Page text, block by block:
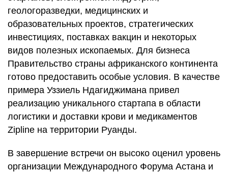
геологоразведки, медицинских и
образовательных проектов, стратегических
инвестициях, поставках вакцин и некоторых
видов полезных ископаемых. Для бизнеса
Правительство страны африканского континента
готово предоставить особые условия. В качестве
примера Уззиель Ндагиджимана привел
реализацию уникального стартапа в области
логистики и доставки крови и медикаментов
Zipline на территории Руанды.
В завершение встречи он высоко оценил уровень
организации Международного Форума Астана и